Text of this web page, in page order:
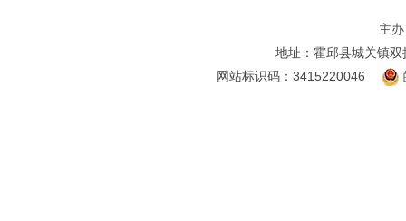
主
地址：霍邱县城关镇双
网站标识码：3415220046